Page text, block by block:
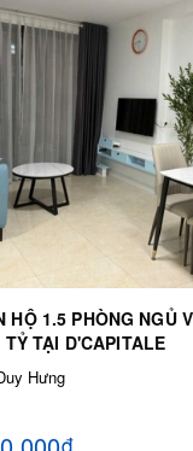
HỘ 1.5 PHÒNG NGỦ
TẠI D'CAPITALE
Hưng